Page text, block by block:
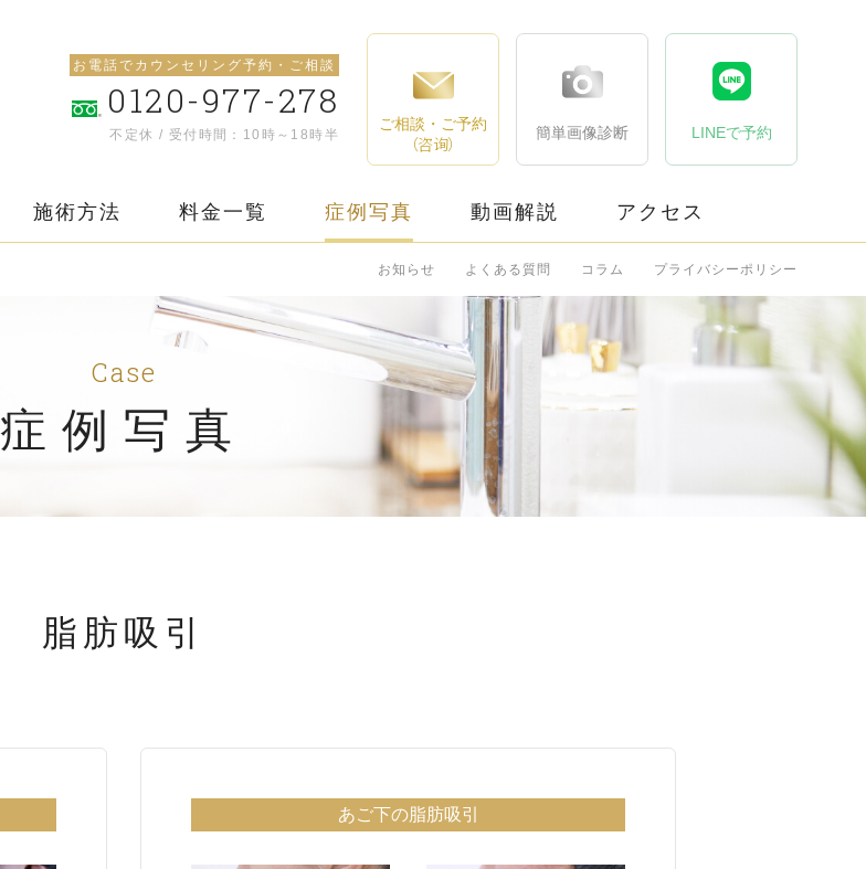
お電話でカウンセリング予約・ご相談
0120-977-278
不定休 / 受付時間：10時～18時半
ご相談・ご予約
（咨询） 簡単画像診断 LINEで予約
施術方法 料金一覧 症例写真 動画解説 アクセス
お知らせ よくある質問 コラム プライバシーポリシー
Case
症例写真
脂肪吸引
あご下の脂肪吸引